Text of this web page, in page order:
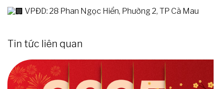
VPĐD: 28 Phan Ngọc Hiển, Phường 2, TP Cà Mau
Tin tức liên quan